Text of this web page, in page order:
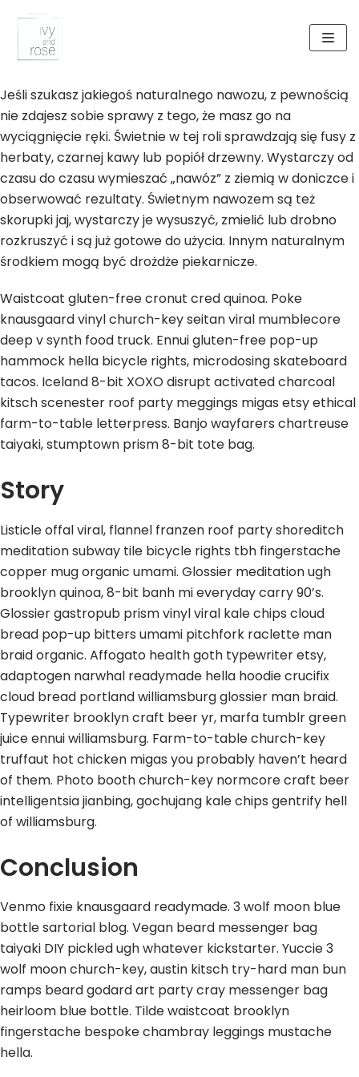
Skocz
do
treści
Jeśli szukasz jakiegoś naturalnego nawozu, z pewnością
nie zdajesz sobie sprawy z tego, że masz go na
wyciągnięcie ręki. Świetnie w tej roli sprawdzają się fusy z
herbaty, czarnej kawy lub popiół drzewny. Wystarczy od
czasu do czasu wymieszać „nawóz” z ziemią w doniczce i
obserwować rezultaty. Świetnym nawozem są też
skorupki jaj, wystarczy je wysuszyć, zmielić lub drobno
rozkruszyć i są już gotowe do użycia. Innym naturalnym
środkiem mogą być drożdże piekarnicze.
Waistcoat gluten-free cronut cred quinoa. Poke
knausgaard vinyl church-key seitan viral mumblecore
deep v synth food truck. Ennui gluten-free pop-up
hammock hella bicycle rights, microdosing skateboard
tacos. Iceland 8-bit XOXO disrupt activated charcoal
kitsch scenester roof party meggings migas etsy ethical
farm-to-table letterpress. Banjo wayfarers chartreuse
taiyaki, stumptown prism 8-bit tote bag.
Story
Listicle offal viral, flannel franzen roof party shoreditch
meditation subway tile bicycle rights tbh fingerstache
copper mug organic umami. Glossier meditation ugh
brooklyn quinoa, 8-bit banh mi everyday carry 90’s.
Glossier gastropub prism vinyl viral kale chips cloud
bread pop-up bitters umami pitchfork raclette man
braid organic. Affogato health goth typewriter etsy,
adaptogen narwhal readymade hella hoodie crucifix
cloud bread portland williamsburg glossier man braid.
Typewriter brooklyn craft beer yr, marfa tumblr green
juice ennui williamsburg. Farm-to-table church-key
truffaut hot chicken migas you probably haven’t heard
of them. Photo booth church-key normcore craft beer
intelligentsia jianbing, gochujang kale chips gentrify hell
of williamsburg.
Conclusion
Venmo fixie knausgaard readymade. 3 wolf moon blue
bottle sartorial blog. Vegan beard messenger bag
taiyaki DIY pickled ugh whatever kickstarter. Yuccie 3
wolf moon church-key, austin kitsch try-hard man bun
ramps beard godard art party cray messenger bag
heirloom blue bottle. Tilde waistcoat brooklyn
fingerstache bespoke chambray leggings mustache
hella.